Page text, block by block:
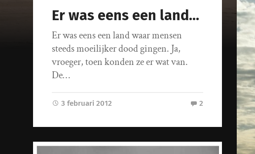
Er was eens een land…
Er was eens een land waar mensen
steeds moeilijker dood gingen. Ja,
vroeger, toen konden ze er wat van.
De…
3 februari 2012 2